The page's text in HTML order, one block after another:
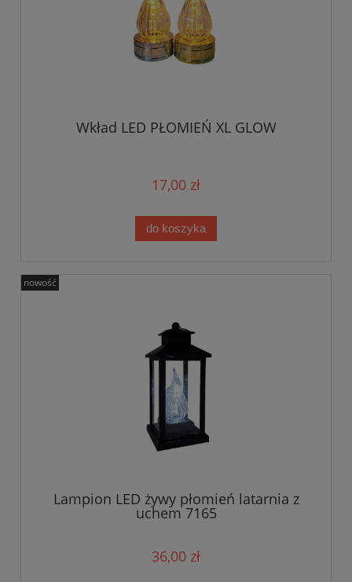
Wkład LED PŁOMIEŃ XL GLOW
17,00 zł
do koszyka
Lampion LED żywy płomień latarnia z
uchem 7165
36,00 zł
nowość